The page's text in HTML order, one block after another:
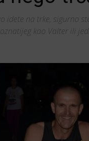
idete na trke, sigurno
kao Valter ili